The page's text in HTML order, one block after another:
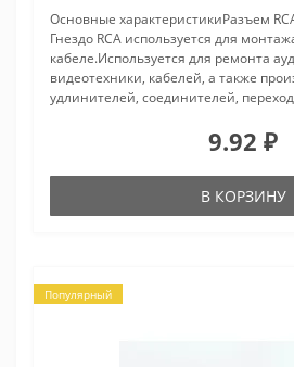
Основные характеристикиРазъем
Гнездо RCA используется для
кабеле.Используется для ремонта
видеотехники, кабелей, а также
удлинителей, соединителей,
9.92 ₽
В КОРЗИНУ
Популярный